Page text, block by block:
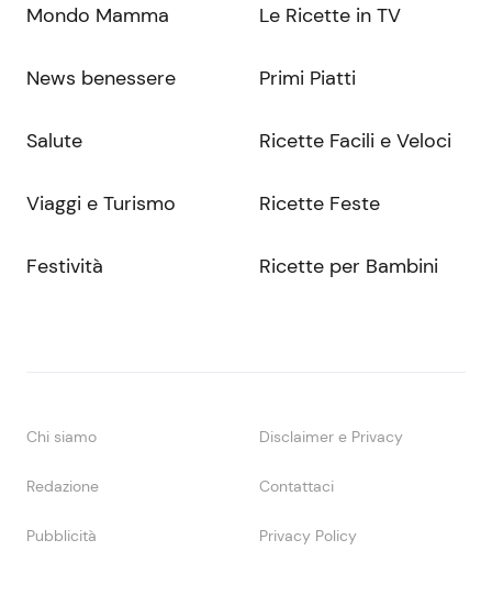
Mondo Mamma
News benessere
Salute
Viaggi e Turismo
Festività
Le Ricette in TV
Primi Piatti
Ricette Facili e Veloci
Ricette Feste
Ricette per Bambini
Chi siamo Disclaimer e Privacy
Redazione Contattaci
Pubblicità Privacy Policy